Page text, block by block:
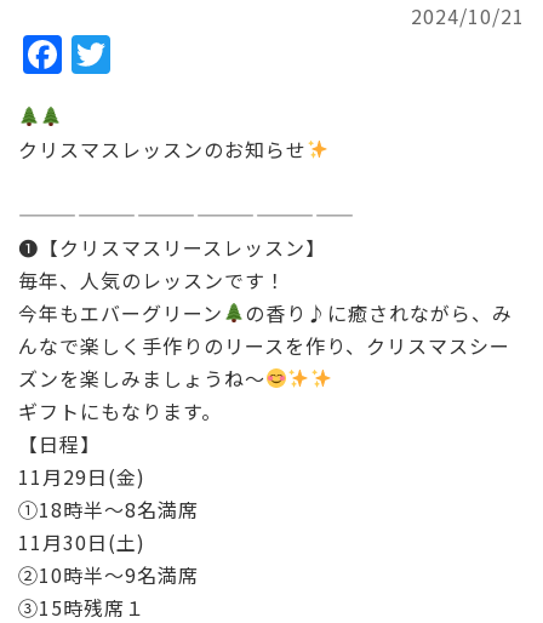
2024/10/21
F
a
c
e
b
o
o
k
it
te
r
クリスマスレッスンのお知らせ
—————————————————
❶【クリスマスリースレッスン】
毎年、人気のレッスンです！
今年もエバーグリーン
の香り♪に癒されながら、み
んなで楽しく手作りのリースを作り、クリスマスシー
ズンを楽しみましょうね〜
ギフトにもなります。
【日程】
11月29日(金)
①18時半〜8名満席
11月30日(土)
②10時半〜9名満席
③15時残席１